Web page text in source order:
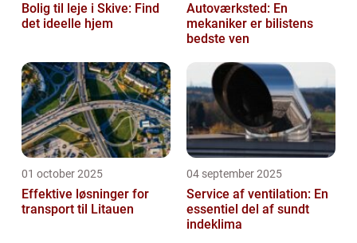
Bolig til leje i Skive: Find
det ideelle hjem
Autoværksted: En
mekaniker er bilistens
bedste ven
01 october 2025
Effektive løsninger for
transport til Litauen
04 september 2025
Service af ventilation: En
essentiel del af sundt
indeklima